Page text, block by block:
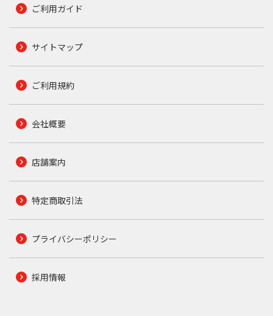
ご利用ガイド
サイトマップ
ご利用規約
会社概要
店舗案内
特定商取引法
プライバシーポリシー
採用情報